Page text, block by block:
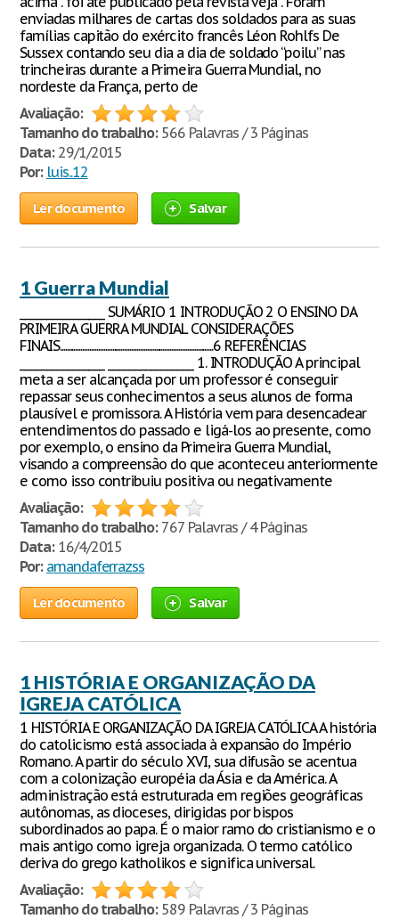
enviadas milhares de cartas dos soldados para as suas
famílias capitão do exército francês Léon Rohlfs De
Sussex contando seu dia a dia de soldado “poilu” nas
trincheiras durante a Primeira Guerra Mundial, no
nordeste da França, perto de
Avaliação:
Tamanho do trabalho:566 Palavras / 3 Páginas
Data:29/1/2015
Por: luis..12
Ler documento Salvar
1 Guerra Mundial
________________ SUMÁRIO 1 INTRODUÇÃO 2 O ENSINO DA
PRIMEIRA GUERRA MUNDIAL CONSIDERAÇÕES
FINAIS........................................................................................6 REFERÊNCIAS
________________ ________________ 1. INTRODUÇÃO A principal
meta a ser alcançada por um professor é conseguir
repassar seus conhecimentos a seus alunos de forma
plausível e promissora. A História vem para desencadear
entendimentos do passado e ligá-los ao presente, como
por exemplo, o ensino da Primeira Guerra Mundial,
visando a compreensão do que aconteceu anteriormente
e como isso contribuiu positiva ou negativamente
Avaliação:
Tamanho do trabalho:767 Palavras / 4 Páginas
Data:16/4/2015
Por: amandaferrazss
Ler documento Salvar
1 HISTÓRIA E ORGANIZAÇÃO DA
IGREJA CATÓLICA
1 HISTÓRIA E ORGANIZAÇÃO DA IGREJA CATÓLICA A história
do catolicismo está associada à expansão do Império
Romano. A partir do século XVI, sua difusão se acentua
com a colonização européia da Ásia e da América. A
administração está estruturada em regiões geográficas
autônomas, as dioceses, dirigidas por bispos
subordinados ao papa. É o maior ramo do cristianismo e o
mais antigo como igreja organizada. O termo católico
deriva do grego katholikos e significa universal.
Avaliação:
Tamanho do trabalho:589 Palavras / 3 Páginas